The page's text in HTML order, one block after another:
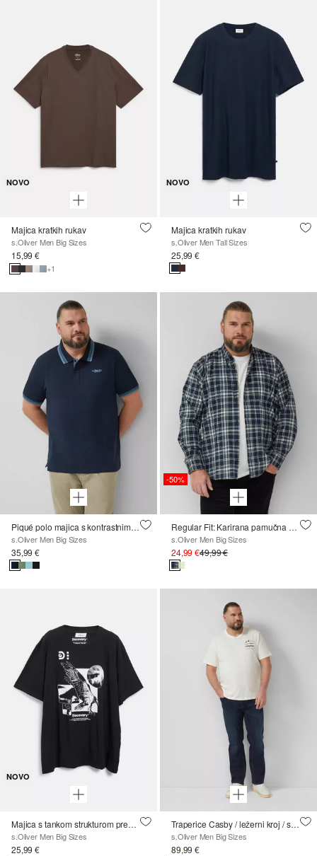
NOVO
Majica kratkih rukav
s.Oliver Men Big Sizes
15,99 €
+1
NOVO
Majica kratkih rukav
s.Oliver Men Tall Sizes
25,99 €
Piqué polo majica s kontrastnim detaljima
s.Oliver Men Big Sizes
35,99 €
-50%
Regular Fit: Karirana pamučna košulja s ovratnikom na kopčanje
s.Oliver Men Big Sizes
24,99 €49,99 €
NOVO
Majica s tankom strukturom pređe i umjetničkim uzorkom
s.Oliver Men Big Sizes
25,99 €
Traperice Casby / ležerni kroj / srednje visoki struk / ravne nogavice
s.Oliver Men Big Sizes
89,99 €